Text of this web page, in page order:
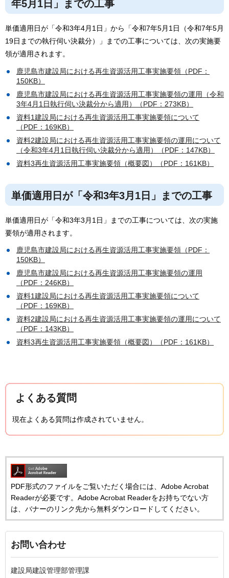
年5月1日」までの工事
単価適用日が「令和3年4月1日」から「令和7年5月1日（令和7年5月
19日までの執行伺い決裁分）」までの工事については、次の実施要
領が適用されます。
鹿児島市建設局における再生資源活用工事実施要領（PDF：
150KB）
鹿児島市建設局における再生資源活用工事実施要領の運用（令和
3年4月1日執行伺い決裁分から適用）（PDF：273KB）
資料1建設局における再生資源活用工事実施要領について
（PDF：169KB）
資料2建設局における再生資源活用工事実施要領の運用について
（令和3年4月1日執行伺い決裁分から適用）（PDF：147KB）
資料3再生資源活用工事実施要領（概要図）（PDF：161KB）
単価適用日が「令和3年3月1日」までの工事
単価適用日が「令和3年3月1日」までの工事については、次の実施
要領が適用されます。
鹿児島市建設局における再生資源活用工事実施要領（PDF：
150KB）
鹿児島市建設局における再生資源活用工事実施要領の運用
（PDF：246KB）
資料1建設局における再生資源活用工事実施要領について
（PDF：169KB）
資料2建設局における再生資源活用工事実施要領の運用について
（PDF：143KB）
資料3再生資源活用工事実施要領（概要図）（PDF：161KB）
よくある質問
現在よくある質問は作成されていません。
PDF形式のファイルをご覧いただく場合には、Adobe Acrobat
Readerが必要です。Adobe Acrobat Readerをお持ちでない方
は、バナーのリンク先から無料ダウンロードしてください。
お問い合わせ
建設局建設管理部管理課